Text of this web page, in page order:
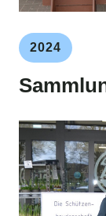
2024